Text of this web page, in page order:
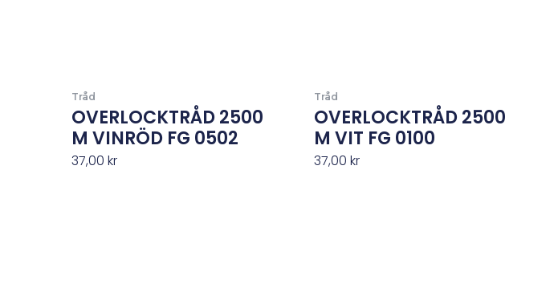
Tråd
OVERLOCKTRÅD 2500
M VINRÖD FG 0502
37,00 kr
Tråd
OVERLOCKTRÅD 2500
M VIT FG 0100
37,00kr